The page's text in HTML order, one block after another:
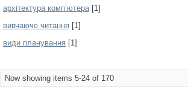
архітектура комп’ютера[1]
вивчаюче читання [1]
види планування [1]
Now showing items 5-24 of 170